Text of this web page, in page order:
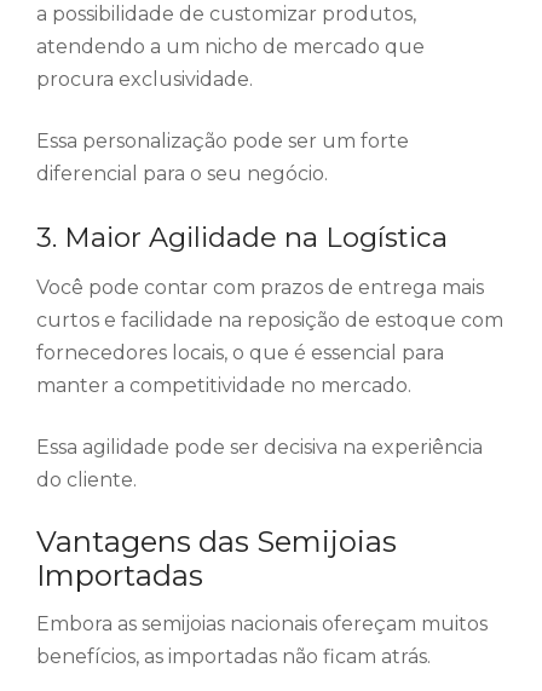
a possibilidade de customizar produtos,
atendendo a um nicho de mercado que
procura exclusividade.
Essa personalização pode ser um forte
diferencial para o seu negócio.
3. Maior Agilidade na Logística
Você pode contar com prazos de entrega mais
curtos e facilidade na reposição de estoque com
fornecedores locais, o que é essencial para
manter a competitividade no mercado.
Essa agilidade pode ser decisiva na experiência
do cliente.
Vantagens das Semijoias
Importadas
Embora as semijoias nacionais ofereçam muitos
benefícios, as importadas não ficam atrás.